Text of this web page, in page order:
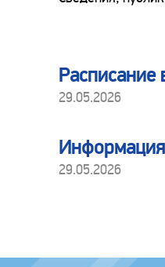
Расписание
29.05.2026
29.05.2026